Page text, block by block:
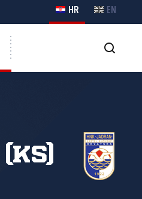
HR EN